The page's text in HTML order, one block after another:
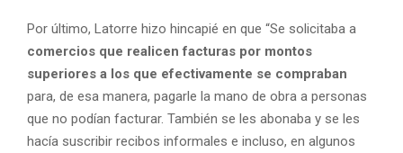
Por último, Latorre hizo hincapié en que “Se solicitaba a
comercios que realicen facturas por montos
superiores a los que efectivamente se compraban
para, de esa manera, pagarle la mano de obra a personas
que no podían facturar. También se les abonaba y se les
hacía suscribir recibos informales e incluso, en algunos